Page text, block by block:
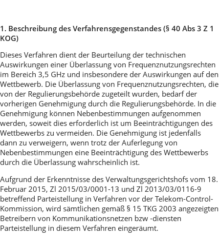
1. Beschreibung des Verfahrensgegenstandes (§ 40 Abs 3 Z 1
KOG)
Dieses Verfahren dient der Beurteilung der technischen
Auswirkungen einer Überlassung von Frequenznutzungsrechten
im Bereich 3,5 GHz und insbesondere der Auswirkungen auf den
Wettbewerb. Die Überlassung von Frequenznutzungsrechten, die
von der Regulierungsbehörde zugeteilt wurden, bedarf der
vorherigen Genehmigung durch die Regulierungsbehörde. In die
Genehmigung können Nebenbestimmungen aufgenommen
werden, soweit dies erforderlich ist um Beeinträchtigungen des
Wettbewerbs zu vermeiden. Die Genehmigung ist jedenfalls
dann zu verweigern, wenn trotz der Auferlegung von
Nebenbestimmungen eine Beeinträchtigung des Wettbewerbs
durch die Überlassung wahrscheinlich ist.
Aufgrund der Erkenntnisse des Verwaltungsgerichtshofs vom 18.
Februar 2015, Zl 2015/03/0001-13 und Zl 2013/03/0116-9
betreffend Parteistellung in Verfahren vor der Telekom-Control-
Kommission, wird sämtlichen gemäß § 15 TKG 2003 angezeigten
Betreibern von Kommunikationsnetzen bzw -diensten
Parteistellung in diesem Verfahren eingeräumt.